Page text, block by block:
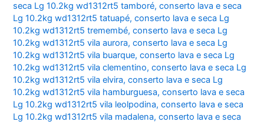
seca Lg 10.2kg wd1312rt5 tamboré,conserto lava e seca
Lg 10.2kg wd1312rt5 tatuapé,conserto lava e seca Lg
10.2kg wd1312rt5 tremembé,conserto lava e seca Lg
10.2kg wd1312rt5 vila aurora,conserto lava e seca Lg
10.2kg wd1312rt5 vila buarque,conserto lava e seca Lg
10.2kg wd1312rt5 vila clementino,conserto lava e seca Lg
10.2kg wd1312rt5 vila elvira,conserto lava e seca Lg
10.2kg wd1312rt5 vila hamburguesa,conserto lava e seca
Lg 10.2kg wd1312rt5 vila leolpodina,conserto lava e seca
Lg 10.2kg wd1312rt5 vila madalena,conserto lava e seca